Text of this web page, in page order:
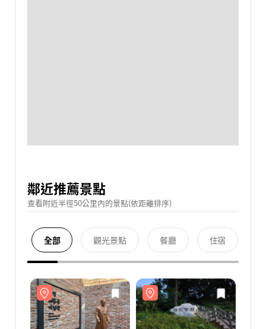
鄰近推薦景點
查看附近半徑50公里內的景點(依距離排序)
全部 觀光景點 餐廳 住宿